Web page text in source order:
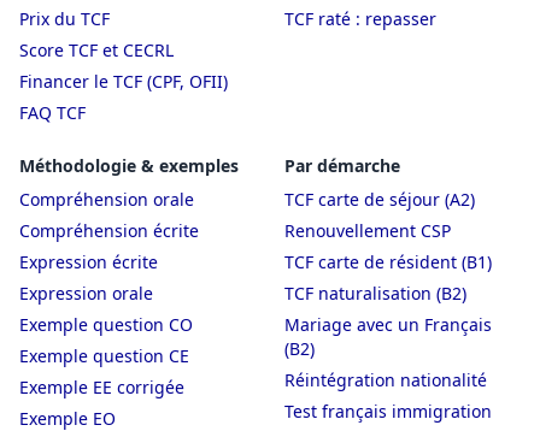
Prix du TCF
Score TCF et CECRL
Financer le TCF (CPF, OFII)
FAQ TCF
TCF raté : repasser
Méthodologie & exemples
Compréhension orale
Compréhension écrite
Expression écrite
Expression orale
Exemple question CO
Exemple question CE
Exemple EE corrigée
Exemple EO
Par démarche
TCF carte de séjour (A2)
Renouvellement CSP
TCF carte de résident (B1)
TCF naturalisation (B2)
Mariage avec un Français
(B2)
Réintégration nationalité
Test français immigration